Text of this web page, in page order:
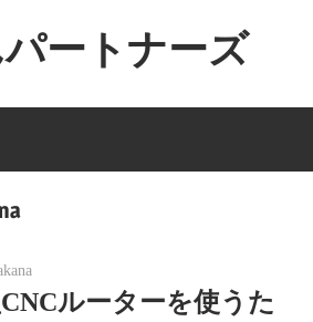
ートナーズ
ルーターを使うた